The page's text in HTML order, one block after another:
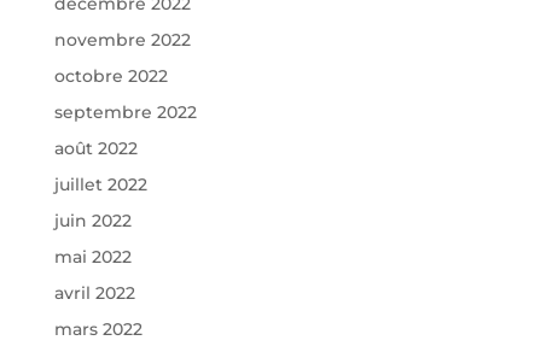
novembre 2022
octobre 2022
septembre 2022
août 2022
juillet 2022
juin 2022
mai 2022
avril 2022
mars 2022